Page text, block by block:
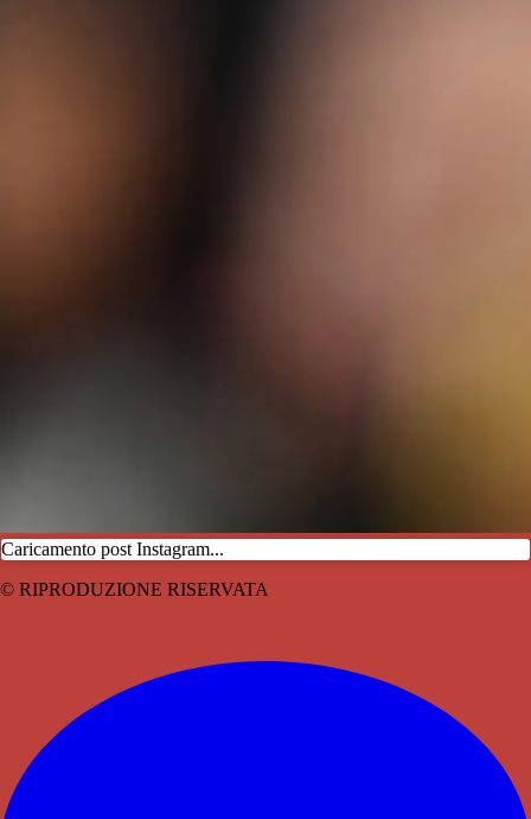
Caricamento post Instagram...
© RIPRODUZIONE RISERVATA